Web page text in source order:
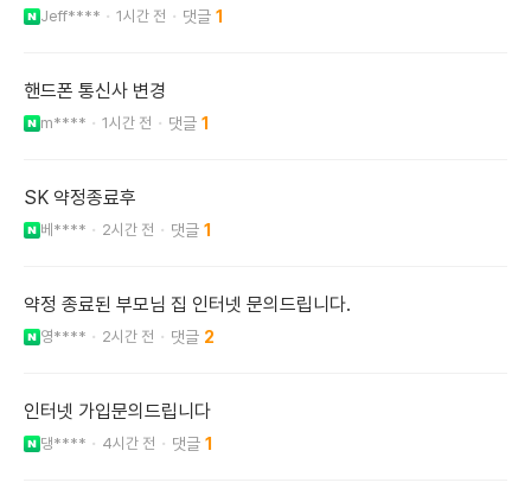
Jeff**** 1시간 전 1
핸드폰 통신사 변경
m**** 1시간 전 1
SK 약정종료후
베**** 2시간 전 1
약정 종료된 부모님 집 인터넷 문의드립니다.
영**** 2시간 전 2
인터넷 가입문의드립니다
댕**** 4시간 전 1